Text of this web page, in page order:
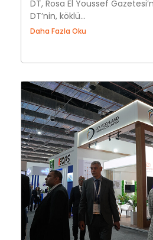
DT, Rosa El Youssef
DT’nin, köklü...
Daha Fazla Oku